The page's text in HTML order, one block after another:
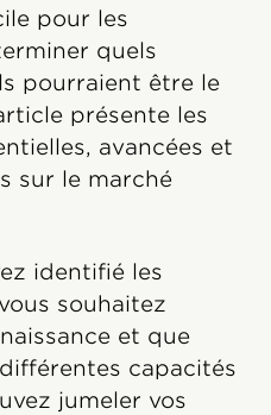
pour les
quels
pourraient être le
présente les
avancées et
sur le marché
identifié les
souhaitez
et que
capacités
jumeler vos